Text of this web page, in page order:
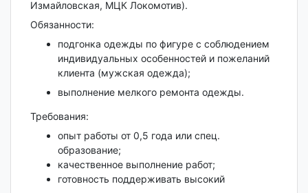
Измайловская, МЦК Локомотив).
Обязанности:
подгонка одежды по фигуре с соблюдением
индивидуальных особенностей и пожеланий
клиента (мужская одежда);
выполнение мелкого ремонта одежды.
Требования:
опыт работы от 0,5 года или спец.
образование;
качественное выполнение работ;
готовность поддерживать высокий